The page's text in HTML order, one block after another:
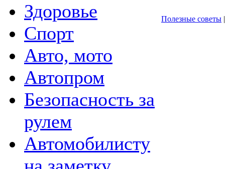
Здоровье
Спорт
Авто, мото
Автопром
Безопасность за
рулем
Автомобилисту
Полезные советы |